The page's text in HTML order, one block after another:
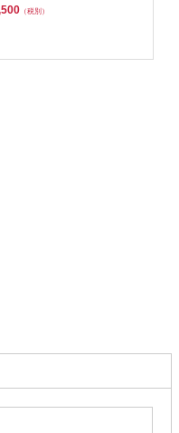
（税別）